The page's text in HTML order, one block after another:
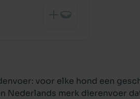
voor elke hond een
Nederlands merk dierenvoer